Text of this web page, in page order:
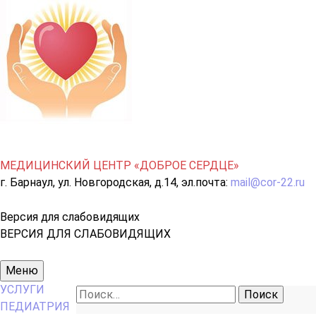
МЕДИЦИНСКИЙ ЦЕНТР «ДОБРОЕ СЕРДЦЕ»
г. Барнаул, ул. Новгородская, д.14, эл.почта: mail@cor-22.ru
Версия для слабовидящих
ВЕРСИЯ ДЛЯ СЛАБОВИДЯЩИХ
Основное
меню
Меню
Найти:
УСЛУГИ
ПЕДИАТРИЯ